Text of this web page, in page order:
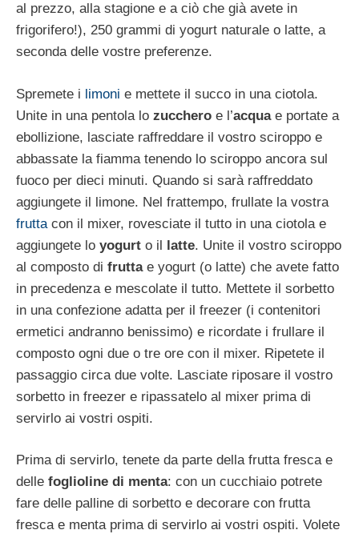
al prezzo, alla stagione e a ciò che già avete in
frigorifero!), 250 grammi di yogurt naturale o latte, a
seconda delle vostre preferenze.
Spremete i limoni e mettete il succo in una ciotola.
Unite in una pentola lo zucchero e l’acquae portate a
ebollizione, lasciate raffreddare il vostro sciroppo e
abbassate la fiamma tenendo lo sciroppo ancora sul
fuoco per dieci minuti. Quando si sarà raffreddato
aggiungete il limone. Nel frattempo, frullate la vostra
frutta con il mixer, rovesciate il tutto in una ciotola e
aggiungete lo yogurt o il latte. Unite il vostro sciroppo
al composto di fruttae yogurt (o latte) che avete fatto
in precedenza e mescolate il tutto. Mettete il sorbetto
in una confezione adatta per il freezer (i contenitori
ermetici andranno benissimo) e ricordate i frullare il
composto ogni due o tre ore con il mixer. Ripetete il
passaggio circa due volte. Lasciate riposare il vostro
sorbetto in freezer e ripassatelo al mixer prima di
servirlo ai vostri ospiti.
Prima di servirlo, tenete da parte della frutta fresca e
delle foglioline di menta: con un cucchiaio potrete
fare delle palline di sorbetto e decorare con frutta
fresca e menta prima di servirlo ai vostri ospiti. Volete